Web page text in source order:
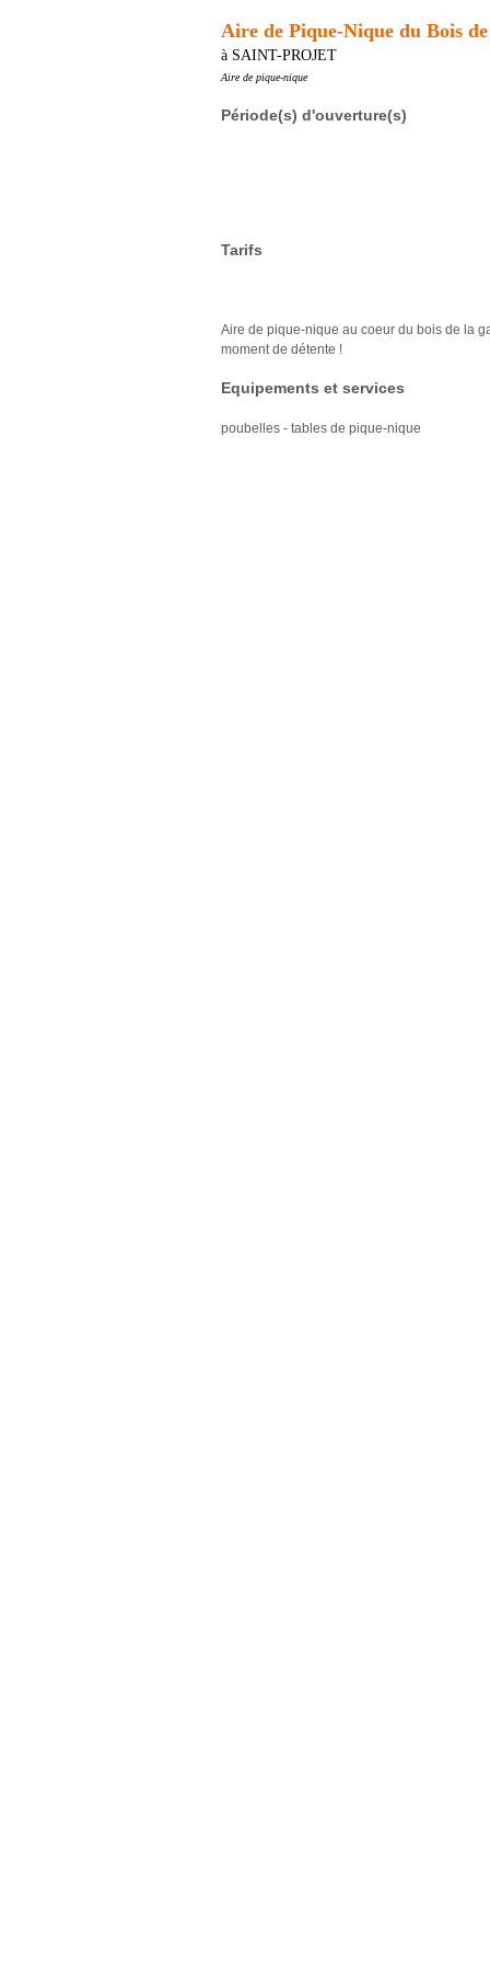
Aire de Pique-Nique du Bois
à SAINT-PROJET
Aire de pique-nique
Période(s) d'ouverture(s)
Tarifs
Aire de pique-nique au coeur du bois de la
moment de détente !
Equipements et services
poubelles - tables de pique-nique